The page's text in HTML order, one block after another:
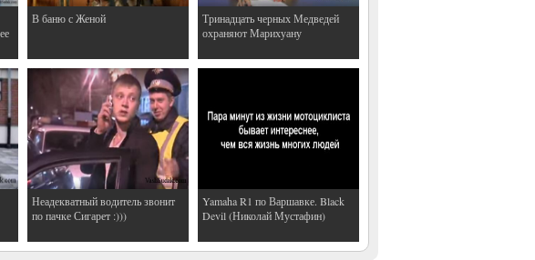
В баню с Женой
Тринадцать черных Медведей
охраняют Марихуану
Неадекватный водитель звонит
по пачке Сигарет :)))
Yamaha R1 по Варшавке. Black
Devil (Николай Мустафин)